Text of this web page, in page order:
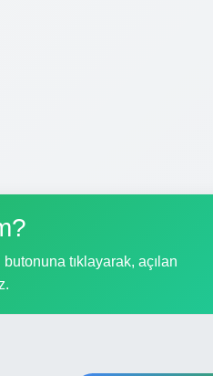
tıklayarak, açılan